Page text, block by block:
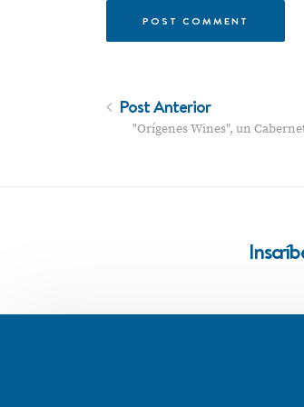
Post Anterior
"Orígenes Wines", un